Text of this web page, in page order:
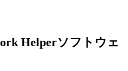
Helperソフトウェ